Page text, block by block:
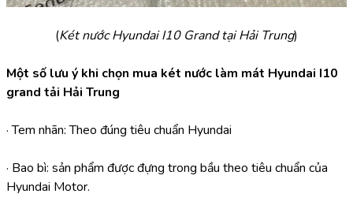
(Két nước Hyundai I10 Grand tại Hải Trung)
Một số lưu ý khi chọn mua két nước làm mát Hyundai I10
grand tải Hải Trung
· Tem nhãn: Theo đúng tiêu chuẩn Hyundai
· Bao bì: sản phẩm được đựng trong bầu theo tiêu chuẩn của
Hyundai Motor.